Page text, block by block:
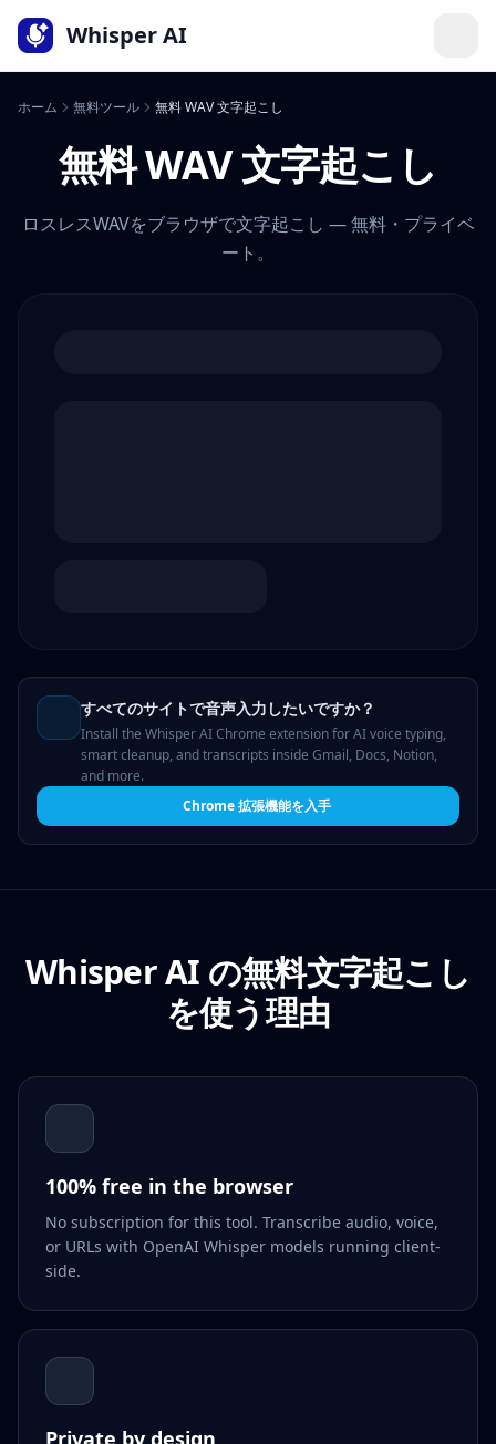
言語
Whisper AI
ホーム 無料ツール 無料 WAV 文字起こし
無料 WAV 文字起こし
ロスレスWAVをブラウザで文字起こし — 無料・プライベ
ート。
すべてのサイトで音声入力したいですか？
Install the Whisper AI Chrome extension for AI voice typing,
smart cleanup, and transcripts inside Gmail, Docs, Notion,
and more.
Chrome 拡張機能を入手
Whisper AI の無料文字起こし
を使う理由
100% free in the browser
No subscription for this tool. Transcribe audio, voice,
or URLs with OpenAI Whisper models running client-
side.
Private by design